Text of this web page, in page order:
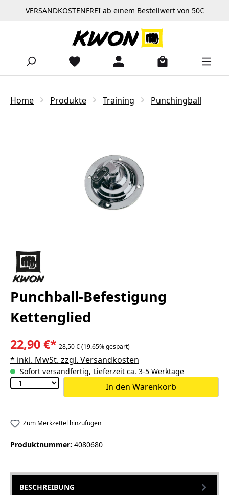
Zum Hauptinhalt springen
VERSANDKOSTENFREI ab einem Bestellwert von 50€
Home Produkte Training Punchingball
Punchball-Befestigung
Kettenglied
22,90 €* 28,50 €(19.65% gespart)
* inkl. MwSt. zzgl. Versandkosten
Sofort versandfertig, Lieferzeit ca. 3-5 Werktage
In den Warenkorb
Zum Merkzettel hinzufügen
Produktnummer: 4080680
BESCHREIBUNG